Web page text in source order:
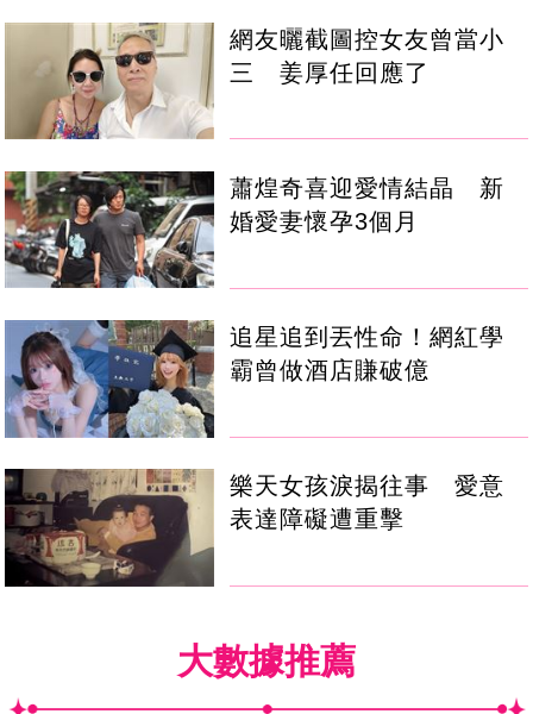
網友曬截圖控女友曾當小
三 姜厚任回應了
蕭煌奇喜迎愛情結晶 新
婚愛妻懷孕3個月
追星追到丟性命！網紅學
霸曾做酒店賺破億
樂天女孩淚揭往事 愛意
表達障礙遭重擊
大數據推薦